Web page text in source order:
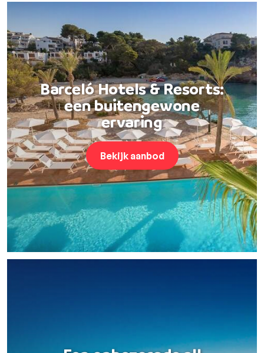
Barceló Hotels & Resorts:
een buitengewone
ervaring
Bekijk aanbod